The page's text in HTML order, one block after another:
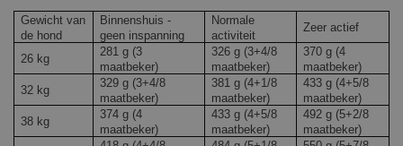
Gewicht van
de hond
Binnenshuis -
geen inspanning
Normale
activiteit
Zeer actief
26 kg
281 g (3
maatbeker)
326 g (3+4/8
maatbeker)
370 g (4
maatbeker)
32 kg
329 g (3+4/8
maatbeker)
381 g (4+1/8
maatbeker)
433 g (4+5/8
maatbeker)
38 kg
374 g (4
maatbeker)
433 g (4+5/8
maatbeker)
492 g (5+2/8
maatbeker)